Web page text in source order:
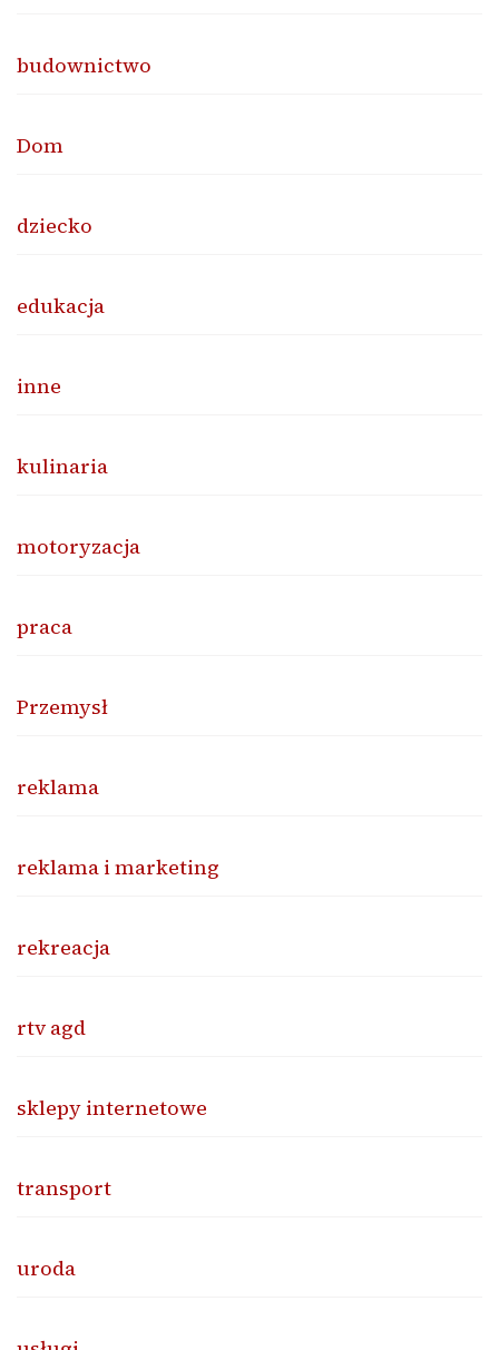
budownictwo
Dom
dziecko
edukacja
inne
kulinaria
motoryzacja
praca
Przemysł
reklama
reklama i marketing
rekreacja
rtv agd
sklepy internetowe
transport
uroda